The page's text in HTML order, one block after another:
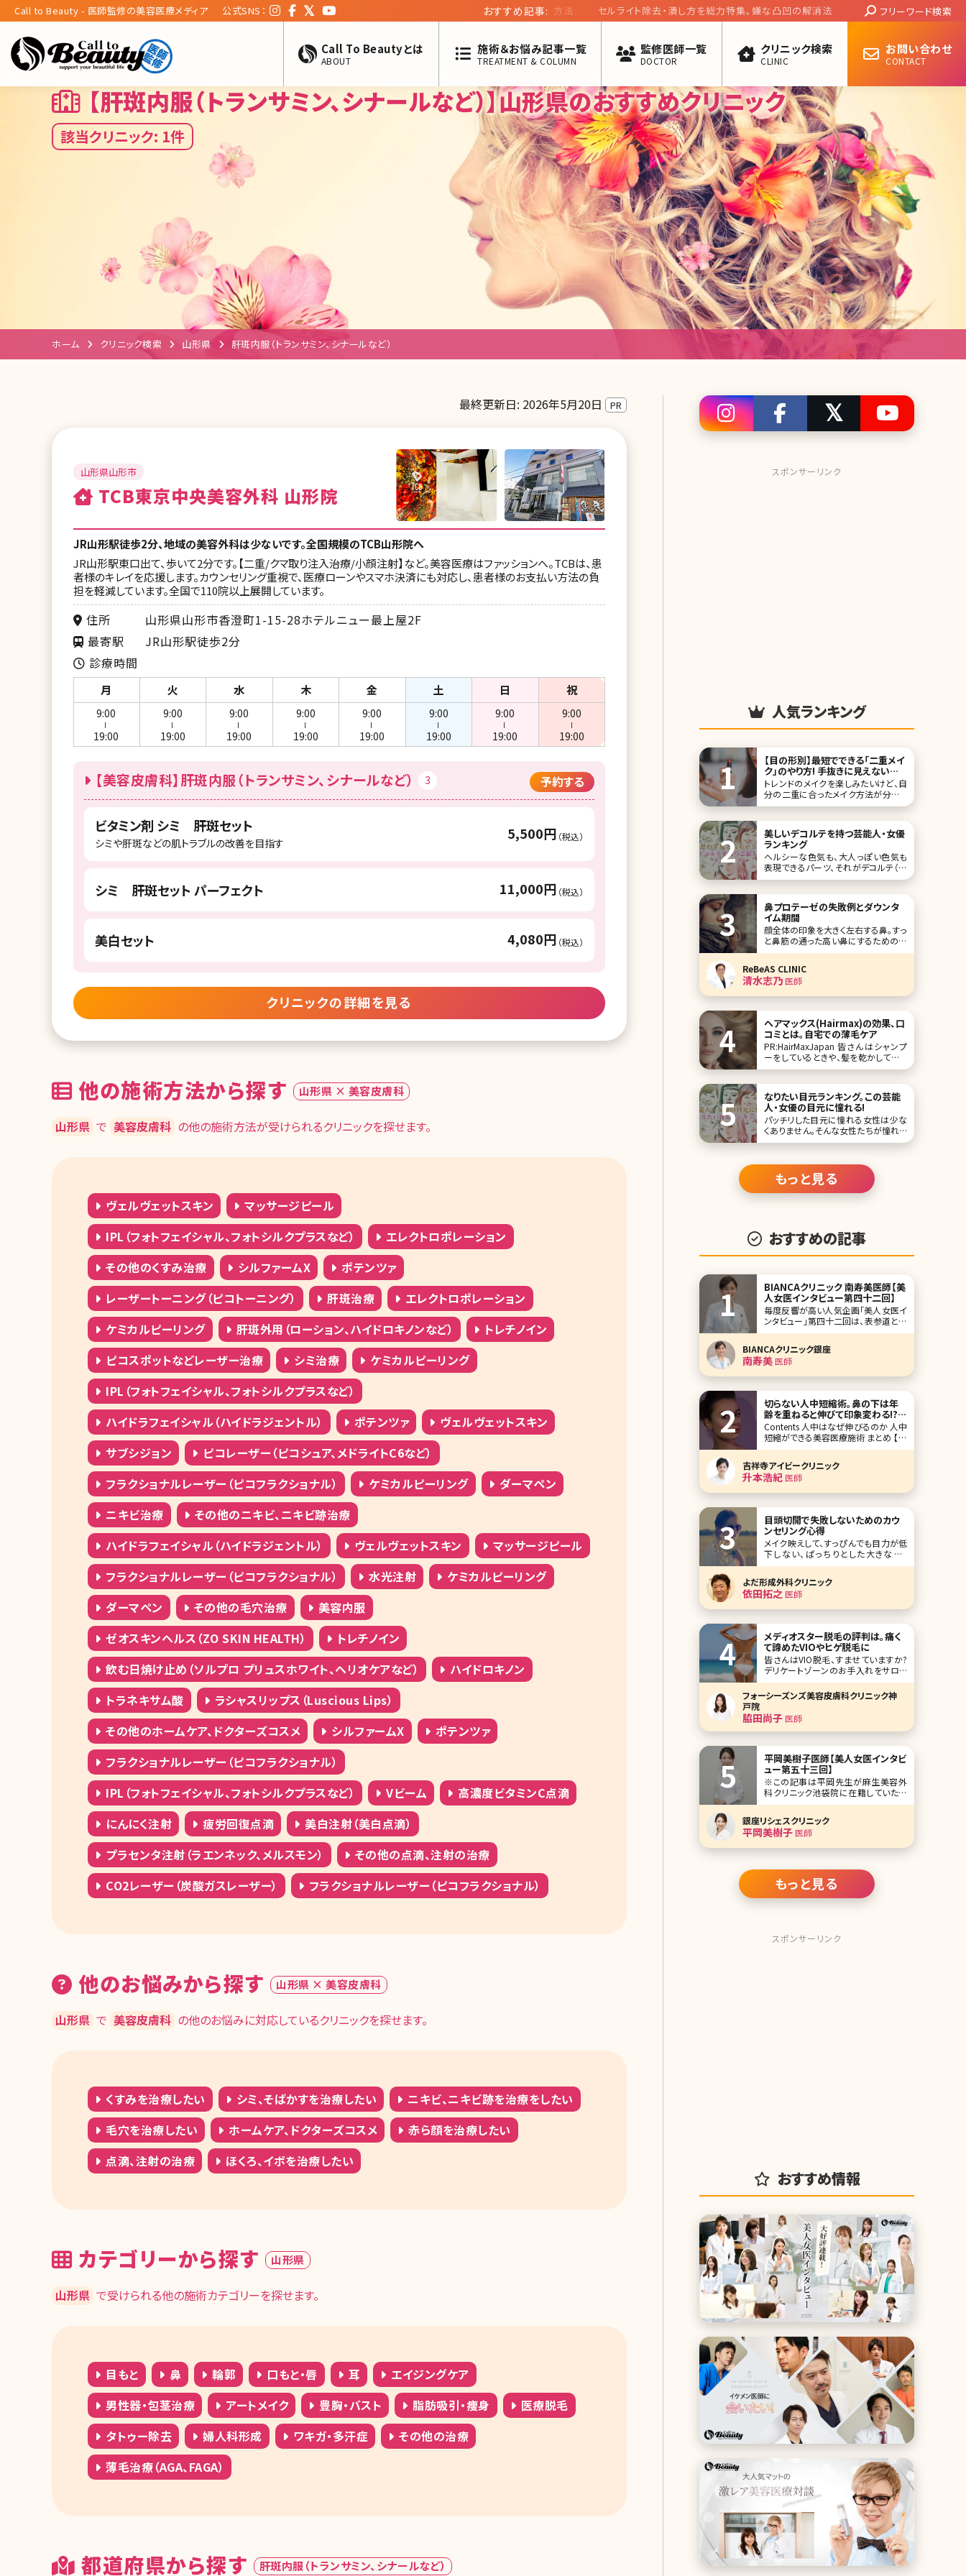
Call to Beauty - 医師監修の美容医療メディア 公式SNS： おすすめ記事: セルライト除去・潰し方を総力特集。嫌な凸凹の解消法 Search:
フリーワード検索
Call To Beautyとは
ABOUT
施術＆お悩み記事一覧
TREATMENT & COLUMN
監修医師一覧
DOCTOR
クリニック検索
CLINIC
お問い合わせ
CONTACT
【肝斑内服（トランサミン、シナールなど）】山形県のおすすめクリニック
該当クリニック: 1件
ホーム クリニック検索 山形県 肝斑内服（トランサミン、シナールなど）
最終更新日: 2026年5月20日 PR
山形県山形市
TCB東京中央美容外科 山形院
JR山形駅徒歩2分、地域の美容外科は少ないです。全国規模のTCB山形院へ
JR山形駅東口出て、歩いて2分です。【二重/クマ取り注入治療/小顔注射】など。美容医療はファッションへ。TCBは、患
者様のキレイを応援します。カウンセリング重視で、医療ローンやスマホ決済にも対応し、患者様のお支払い方法の負
担を軽減しています。全国で110院以上展開しています。
住所
山形県山形市香澄町1-15-28ホテルニュー最上屋2F
最寄駅
JR山形駅徒歩2分
診療時間
月 火 水 木 金 土 日 祝
9:00
19:00
9:00
19:00
9:00
19:00
9:00
19:00
9:00
19:00
9:00
19:00
9:00
19:00
9:00
19:00
【美容皮膚科】肝斑内服（トランサミン、シナールなど） 3 予約する
ビタミン剤 シミ 肝斑セット
シミや肝斑などの肌トラブルの改善を目指す
5,500円 （税込）
シミ 肝斑セット パーフェクト 11,000円 （税込）
美白セット 4,080円 （税込）
クリニックの詳細を見る
他の施術方法から探す 山形県 × 美容皮膚科
山形県 で 美容皮膚科 の他の施術方法が受けられるクリニックを探せます。
ヴェルヴェットスキン
マッサージピール
IPL（フォトフェイシャル、フォトシルクプラスなど）
エレクトロポレーション
その他のくすみ治療
シルファームX
ポテンツァ
レーザートーニング（ピコトーニング）
肝斑治療
エレクトロポレーション
ケミカルピーリング
肝斑外用（ローション、ハイドロキノンなど）
トレチノイン
ピコスポットなどレーザー治療
シミ治療
ケミカルピーリング
IPL（フォトフェイシャル、フォトシルクプラスなど）
ハイドラフェイシャル（ハイドラジェントル）
ポテンツァ
ヴェルヴェットスキン
サブシジョン
ピコレーザー（ピコシュア、メドライトC6など）
フラクショナルレーザー（ピコフラクショナル）
ケミカルピーリング
ダーマペン
ニキビ治療
その他のニキビ、ニキビ跡治療
ハイドラフェイシャル（ハイドラジェントル）
ヴェルヴェットスキン
マッサージピール
フラクショナルレーザー（ピコフラクショナル）
水光注射
ケミカルピーリング
ダーマペン
その他の毛穴治療
美容内服
ゼオスキンヘルス（ZO SKIN HEALTH）
トレチノイン
飲む日焼け止め（ソルプロ プリュスホワイト、ヘリオケアなど）
ハイドロキノン
トラネキサム酸
ラシャスリップス（Luscious Lips）
その他のホームケア、ドクターズコスメ
シルファームX
ポテンツァ
フラクショナルレーザー（ピコフラクショナル）
IPL（フォトフェイシャル、フォトシルクプラスなど）
Vビーム
高濃度ビタミンC点滴
にんにく注射
疲労回復点滴
美白注射（美白点滴）
プラセンタ注射（ラエンネック、メルスモン）
その他の点滴、注射の治療
CO2レーザー（炭酸ガスレーザー）
フラクショナルレーザー（ピコフラクショナル）
他のお悩みから探す 山形県 × 美容皮膚科
山形県 で 美容皮膚科 の他のお悩みに対応しているクリニックを探せます。
くすみを治療したい シミ、そばかすを治療したい
ニキビ、ニキビ跡を治療をしたい
毛穴を治療したい
ホームケア、ドクターズコスメ
赤ら顔を治療したい
点滴、注射の治療
ほくろ、イボを治療したい
カテゴリーから探す 山形県
山形県 で受けられる他の施術カテゴリーを探せます。
目もと 鼻 輪郭 口もと・唇 耳
エイジングケア
男性器・包茎治療
アートメイク 豊胸・バスト 脂肪吸引・痩身
医療脱毛
タトゥー除去
婦人科形成 ワキガ・多汗症
その他の治療
薄毛治療（AGA、FAGA）
都道府県から探す 肝斑内服（トランサミン、シナールなど）
スポンサーリンク
人気ランキング
【目の形別】最短でできる「二重メイ
ク」のやり方! 手抜きに見えない旬
メイクを解説
トレンドのメイクを楽しみたいけど、自
分の二重に合ったメイク方法が分から
ないという悩みはありませんか?実は
たメイクのポイントがあります。自分の
二重に合わせたメイクをおさえないと、
雑誌のモデルのようなパッチリ可愛らし
い目元をつくるはず
美しいデコルテを持つ芸能人・女優
ランキング
ヘルシーな色気も、大人っぽい色気も
表現できるパーツ、それがデコルテ（首
から胸元にかけての範囲）です。一方
いう、あまり嬉しくない特徴も。今回は
美しいデコルテを持つ芸能人・女優さん
をランキングにしました。 1位田中みな
実 #田中みな実 さん♡インタビュー掲
載
鼻プロテーゼの失敗例とダウンタ
イム期間
顔全体の印象を大きく左右する鼻。すっ
と鼻筋の通った高い鼻にするための一
番確実な方法は鼻プロテーゼを挿入
実は鼻プロテーゼを入れている人が多
いよう。しかし、同時に鼻プロテーゼは
美容整形手術の中でもトラブルが多く、
る難易度の高い手術でも
ReBeAS CLINIC
清水志乃医師
ヘアマックス(Hairmax)の効果、口
コミとは。自宅での薄毛ケア
PR:HairMaxJapan 皆さんはシャンプ
ーをしているときや、髪を乾かしている
とき、数十本単位で髪の毛が抜けてび
自然におさまるとはいえ、抜け毛の本
数を見るとストレスを感じてしまいます
よね。豊かで美しい髪は女性の命。ここ
で
なりたい目元ランキング。この芸能
人・女優の目元に憧れる!
パッチリした目元に憧れる女性は少な
くありません。そんな女性たちが憧れて
やまない、素敵な目元の芸能人・女優
出ている芸能人・女優さんの目元に憧
れて、まねっこメイクをしている女性も
多いのでは? 1位北川景子 この投稿を
Instagramで見
もっと見る
おすすめの記事
BIANCAクリニック 南寿美医師【美
人女医インタビュー第四十二回】
毎度反響が高い人気企画「美人女医イ
ンタビュー」第四十二回は、表参道と銀
座に展開するBIANCAクリニックの南寿
美（みなみ すみ）先生です。 美容外科、
美容皮膚科問わず豊富な施術メニュー
を取り揃えているBIANCAクリニックで
は、ドクター陣が、オールマイティに施
BIANCAクリニック銀座
南寿美医師
切らない人中短縮術。鼻の下は年
齢を重ねると伸びて印象変わる!?
顔の中心にある人中を短くする方
法とは
Contents 人中はなぜ伸びるのか 人中
短縮ができる美容医療施術 まとめ 【監
修医師からのワンポイント】人中の長
さは顔全体の印象を大きく左右します。
まずは自分の顔バランスを知り、小さな
変化から理想の比率を目指すことが大
切です。 最近では、パーソナルカラー
吉祥寺アイビークリニック
升本浩紀医師
目頭切開で失敗しないためのカウ
ンセリング心得
メイク映えして、すっぴんでも目力が低
下しない、ぱっちりとした大きな目。
Twitterなどでも「二重にしたい」「目頭
切開したい」というツイートをよく見か
けます。昔と違って、費用も安くなり気
軽に受けられるような印象もある、目
を大きくするための手術。
よだ形成外科クリニック
依田拓之 医師
メディオスター脱毛の評判は。痛く
て諦めたVIOやヒゲ脱毛に
皆さんはVIO脱毛、すませていますか?
デリケートゾーンのお手入れをサロン
やクリニックでするのは恥ずかしいとい
う人もいますが、最近では「お手入れを
していないほうが恥ずかしい」という風
潮になりつつありますよね。また、男性
の美意識も変わりワキ毛や濃すぎるヒ
ゲを脱毛するべき!という声も増えてい
ます。
フォーシーズンズ美容皮膚科クリニック神
戸院
脇田尚子医師
平岡美樹子医師【美人女医インタビ
ュー第五十三回】
※この記事は平岡先生が麻生美容外
科クリニック池袋院に在籍していた当
時の記事です。 人気企画「美人女医イ
からすぐの麻生美容外科クリニック池
袋院（東京美容外科 池袋院）で院長を
務める平岡美樹子（ひらおか みきこ）先
せない、
銀座リシェスクリニック
平岡美樹子医師
もっと見る
スポンサーリンク
おすすめ情報